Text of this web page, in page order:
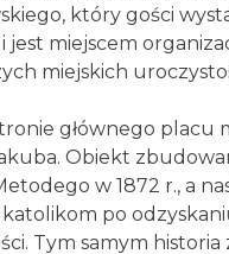
który gości
jest miejscem
miejskich
głównego placu
Obiekt
w 1872 r., a
po
Tym samym historia